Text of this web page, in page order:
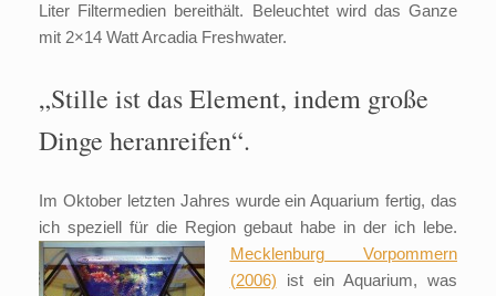
Liter Filtermedien bereithält. Beleuchtet wird das Ganze
mit 2×14 Watt Arcadia Freshwater.
„Stille ist das Element, indem große
Dinge heranreifen“.
Im Oktober letzten Jahres wurde ein Aquarium fertig, das
ich speziell für die Region gebaut habe in der ich lebe.
Mecklenburg Vorpommern
(2006) ist ein Aquarium, was